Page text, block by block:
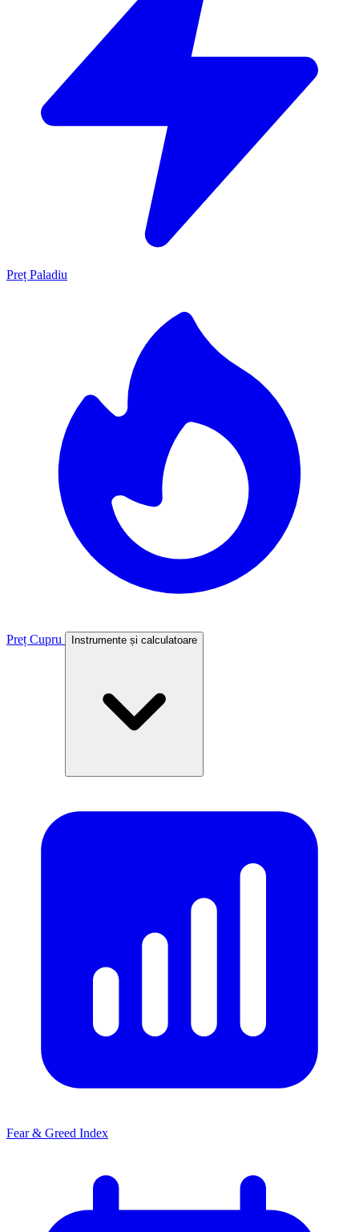
Preț Paladiu
Preț Cupru Instrumente și calculatoare
Fear & Greed Index